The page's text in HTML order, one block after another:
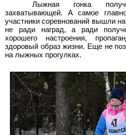
Лыжная гонка
захватывающей. А самое
участники соревнований вышли
не ради наград, а ради
хорошего настроения,
здоровый образ жизни. Еще не
на лыжных прогулках.